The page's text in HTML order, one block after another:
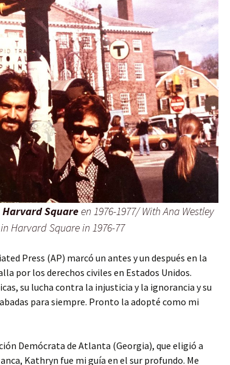
Harvard Squareen 1976-1977/ With Ana Westley
Harvard Square in 1976-77
Press (AP) marcó un antes y un después en la
por los derechos civiles en Estados Unidos.
su lucha contra la injusticia y la ignorancia y su
para siempre. Pronto la adopté como mi
Demócrata de Atlanta (Georgia), que eligió a
Kathryn fue mi guía en el sur profundo. Me